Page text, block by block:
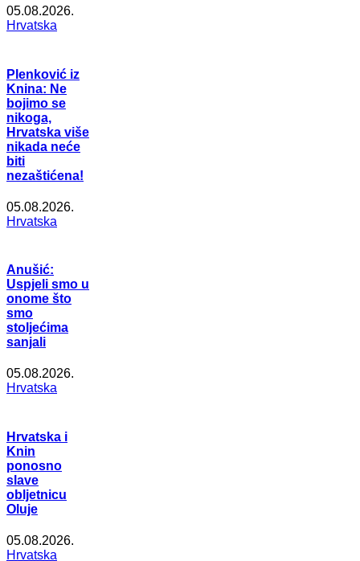
05.08.2026.
Hrvatska
Plenković iz
Knina: Ne
bojimo se
nikoga,
Hrvatska više
nikada neće
biti
nezaštićena!
05.08.2026.
Hrvatska
Anušić:
Uspjeli smo u
onome što
smo
stoljećima
sanjali
05.08.2026.
Hrvatska
Hrvatska i
Knin
ponosno
slave
obljetnicu
Oluje
05.08.2026.
Hrvatska